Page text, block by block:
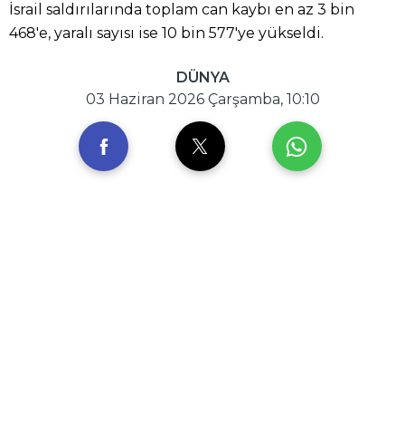
İsrail saldırılarında toplam can kaybı en az 3 bin
468'e, yaralı sayısı ise 10 bin 577'ye yükseldi.
DÜNYA
03 Haziran 2026 Çarşamba, 10:10